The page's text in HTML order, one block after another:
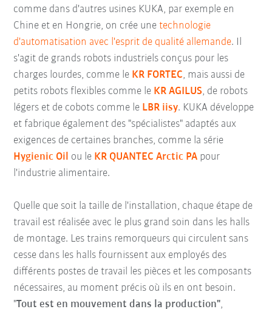
comme dans d'autres usines KUKA, par exemple en
Chine et en Hongrie, on crée une technologie
d'automatisation avec l'esprit de qualité allemande. Il
s'agit de grands robots industriels conçus pour les
charges lourdes, comme le KR FORTEC, mais aussi de
petits robots flexibles comme le KR AGILUS, de robots
légers et de cobots comme le LBR iisy. KUKA développe
et fabrique également des "spécialistes" adaptés aux
exigences de certaines branches, comme la série
Hygienic Oil ou le KR QUANTEC Arctic PA pour
l'industrie alimentaire.
Quelle que soit la taille de l'installation, chaque étape de
travail est réalisée avec le plus grand soin dans les halls
de montage. Les trains remorqueurs qui circulent sans
cesse dans les halls fournissent aux employés des
différents postes de travail les pièces et les composants
nécessaires, au moment précis où ils en ont besoin.
"Tout est en mouvement dans la production",